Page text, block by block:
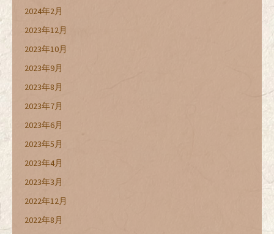
2024年2月
2023年12月
2023年10月
2023年9月
2023年8月
2023年7月
2023年6月
2023年5月
2023年4月
2023年3月
2022年12月
2022年8月